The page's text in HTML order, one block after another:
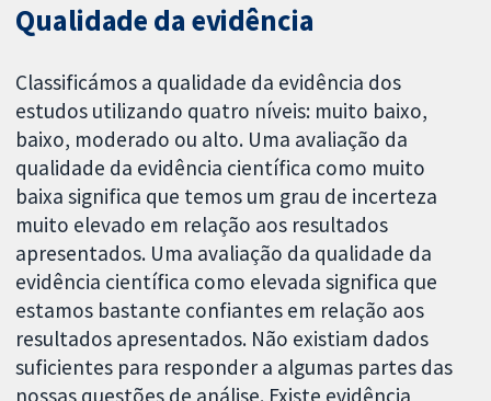
Qualidade da evidência
Classificámos a qualidade da evidência dos
estudos utilizando quatro níveis: muito baixo,
baixo, moderado ou alto. Uma avaliação da
qualidade da evidência científica como muito
baixa significa que temos um grau de incerteza
muito elevado em relação aos resultados
apresentados. Uma avaliação da qualidade da
evidência científica como elevada significa que
estamos bastante confiantes em relação aos
resultados apresentados. Não existiam dados
suficientes para responder a algumas partes das